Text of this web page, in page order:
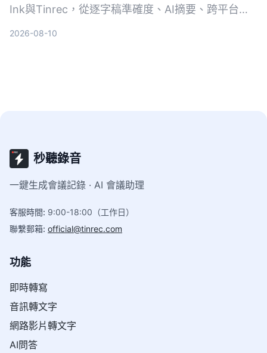
Ink與Tinrec，從逐字稿準確度、AI摘要、跨平台便
2026-08-10
秒聽錄音
一鍵生成會議記錄 · AI 會議助理
客服時間: 9:00-18:00（工作日）
聯繫郵箱: official@tinrec.com
功能
即時轉寫
音訊轉文字
網路影片轉文字
AI問答